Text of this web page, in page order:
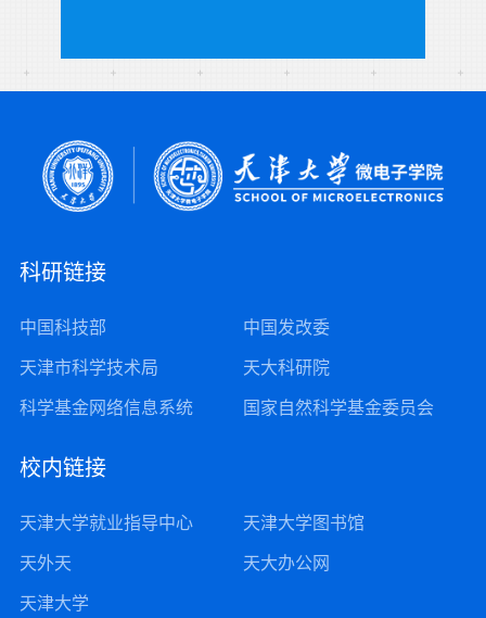
科研链接
中国科技部 中国发改委
天津市科学技术局 天大科研院
科学基金网络信息系统 国家自然科学基金委员会
校内链接
天津大学就业指导中心 天津大学图书馆
天外天 天大办公网
天津大学